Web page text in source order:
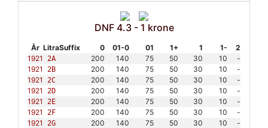
DNF 4.3 - 1 krone
År LitraSuffix 0 01-0 01 1+ 1 1-
2
1921
2A 200 140 75 50 30 10
-
1921
2B 200 140 75 50 30 10
-
1921
2C 200 140 75 50 30 10
-
1921
2D 200 140 75 50 30 10
-
1921
2E 200 140 75 50 30 10
-
1921
2F 200 140 75 50 30 10
-
1921
2G 200 140 75 50 30 10
-